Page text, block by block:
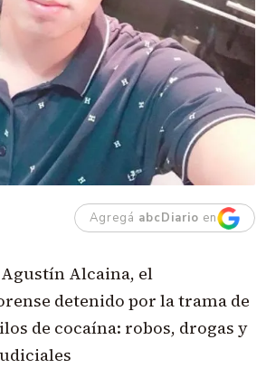
Agregá abcDiario en
Alcaina, el
detenido por la trama de
de cocaína: robos, drogas y